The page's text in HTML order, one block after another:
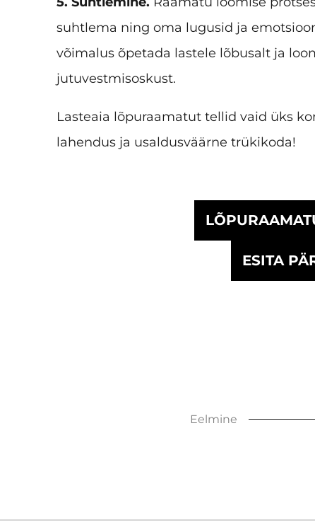
suhtlema ning oma lugusid ja
võimalus õpetada lastele lõbusalt ja
jutuvestmisoskust.
Lasteaia lõpuraamatut tellid vaid üks
lahendus ja usaldusväärne trükikoda!
ESITA
Eelmine